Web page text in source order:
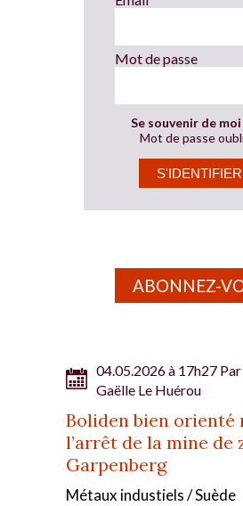
Mot de passe
Se souvenir de moi
Mot de passe
ABONNEZ-
04.05.2026 à 17h27 Par
Gaëlle Le Huérou
Boliden bien orienté
l’arrêt de la mine de
Garpenberg
Métaux industiels / Suède